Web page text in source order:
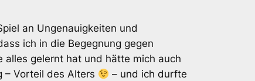
an Ungenauigkeiten und
ich in die Begegnung gegen
gelernt hat und hätte mich auch
– Vorteil des Alters
– und ich durfte